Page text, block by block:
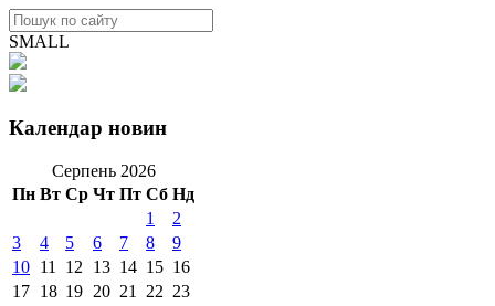
SMALL
Календар новин
Серпень 2026
Пн Вт Ср Чт Пт Сб Нд
1
2
3
4 5 6 7 8
9
10 11 12 13 14 15 16
17 18 19 20 21 22 23